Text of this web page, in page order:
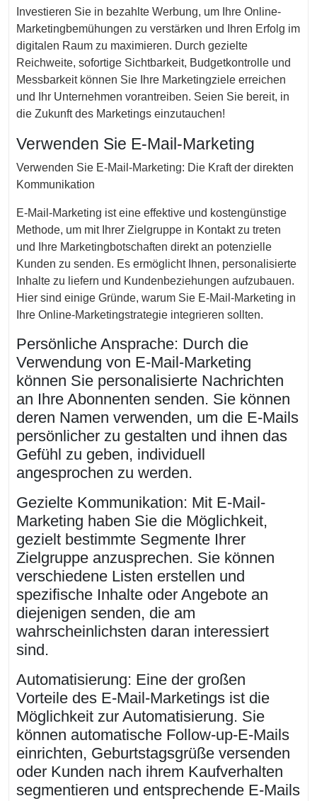
Investieren Sie in bezahlte Werbung, um Ihre Online-
Marketingbemühungen zu verstärken und Ihren Erfolg im
digitalen Raum zu maximieren. Durch gezielte
Reichweite, sofortige Sichtbarkeit, Budgetkontrolle und
Messbarkeit können Sie Ihre Marketingziele erreichen
und Ihr Unternehmen vorantreiben. Seien Sie bereit, in
die Zukunft des Marketings einzutauchen!
Verwenden Sie E-Mail-Marketing
Verwenden Sie E-Mail-Marketing: Die Kraft der direkten
Kommunikation
E-Mail-Marketing ist eine effektive und kostengünstige
Methode, um mit Ihrer Zielgruppe in Kontakt zu treten
und Ihre Marketingbotschaften direkt an potenzielle
Kunden zu senden. Es ermöglicht Ihnen, personalisierte
Inhalte zu liefern und Kundenbeziehungen aufzubauen.
Hier sind einige Gründe, warum Sie E-Mail-Marketing in
Ihre Online-Marketingstrategie integrieren sollten.
Persönliche Ansprache: Durch die
Verwendung von E-Mail-Marketing
können Sie personalisierte Nachrichten
an Ihre Abonnenten senden. Sie können
deren Namen verwenden, um die E-Mails
persönlicher zu gestalten und ihnen das
Gefühl zu geben, individuell
angesprochen zu werden.
Gezielte Kommunikation: Mit E-Mail-
Marketing haben Sie die Möglichkeit,
gezielt bestimmte Segmente Ihrer
Zielgruppe anzusprechen. Sie können
verschiedene Listen erstellen und
spezifische Inhalte oder Angebote an
diejenigen senden, die am
wahrscheinlichsten daran interessiert
sind.
Automatisierung: Eine der großen
Vorteile des E-Mail-Marketings ist die
Möglichkeit zur Automatisierung. Sie
können automatische Follow-up-E-Mails
einrichten, Geburtstagsgrüße versenden
oder Kunden nach ihrem Kaufverhalten
segmentieren und entsprechende E-Mails